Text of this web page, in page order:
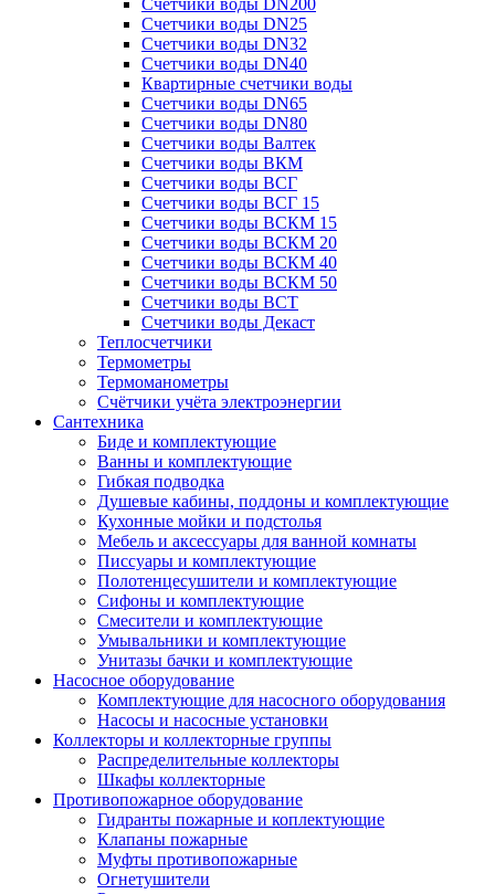
Счетчики воды DN200
Счетчики воды DN25
Счетчики воды DN32
Счетчики воды DN40
Квартирные счетчики воды
Счетчики воды DN65
Счетчики воды DN80
Счетчики воды Валтек
Счетчики воды ВКМ
Счетчики воды ВСГ
Счетчики воды ВСГ 15
Счетчики воды ВСКМ 15
Счетчики воды ВСКМ 20
Счетчики воды ВСКМ 40
Счетчики воды ВСКМ 50
Счетчики воды ВСТ
Счетчики воды Декаст
Теплосчетчики
Термометры
Термоманометры
Счётчики учёта электроэнергии
Сантехника
Биде и комплектующие
Ванны и комплектующие
Гибкая подводка
Душевые кабины, поддоны и комплектующие
Кухонные мойки и подстолья
Мебель и аксессуары для ванной комнаты
Писсуары и комплектующие
Полотенцесушители и комплектующие
Сифоны и комплектующие
Смесители и комплектующие
Умывальники и комплектующие
Унитазы бачки и комплектующие
Насосное оборудование
Комплектующие для насосного оборудования
Насосы и насосные установки
Коллекторы и коллекторные группы
Распределительные коллекторы
Шкафы коллекторные
Противопожарное оборудование
Гидранты пожарные и коплектующие
Клапаны пожарные
Муфты противопожарные
Огнетушители